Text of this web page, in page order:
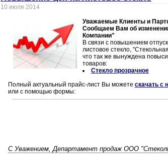
10 июля 2014
Уважаемые Клиенты и
Сообщаем Вам об
Компании"
В связи с повышением
листовое стекло,
что так же вынуждена
товаров:
Стекло прозрачное
Полный актуальный прайс-лист Вы можете скачать с
или с помощью формы:
С Уважением, Департамент продаж ООО